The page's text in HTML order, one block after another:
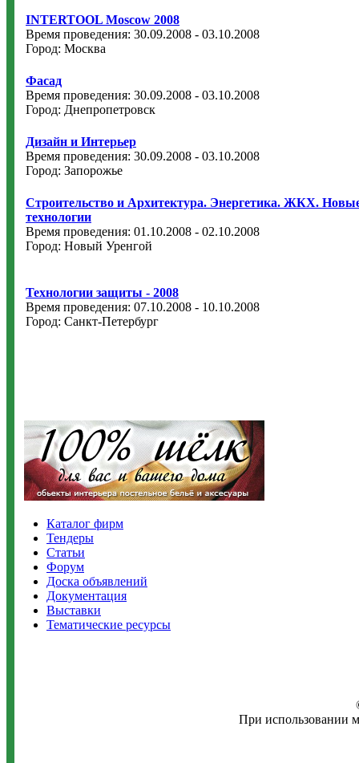
INTERTOOL Moscow 2008
Время проведения: 30.09.2008 - 03.10.2008
Город: Москва
Фасад
Время проведения: 30.09.2008 - 03.10.2008
Город: Днепропетровск
Дизайн и Интерьер
Время проведения: 30.09.2008 - 03.10.2008
Город: Запорожье
Строительство и Архитектура. Энергетика. ЖКХ.
технологии
Время проведения: 01.10.2008 - 02.10.2008
Город: Новый Уренгой
Технологии защиты - 2008
Время проведения: 07.10.2008 - 10.10.2008
Город: Санкт-Петербург
Каталог фирм
Тендеры
Статьи
Форум
Доска объявлений
Документация
Выставки
Тематические ресурсы
При использовании